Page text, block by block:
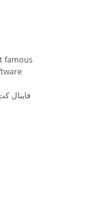
famous